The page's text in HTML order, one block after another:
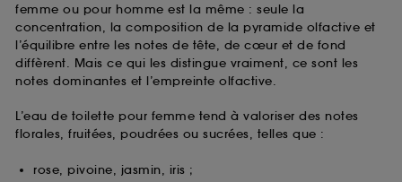
femme ou pour homme est la même : seule la
concentration, la composition de la pyramide olfactive et
l’équilibre entre les notes de tête, de cœur et de fond
diffèrent. Mais ce qui les distingue vraiment, ce sont les
notes dominantes et l’empreinte olfactive.
L’eau de toilette pour femme tend à valoriser des notes
florales, fruitées, poudrées ou sucrées, telles que :
rose, pivoine, jasmin, iris ;